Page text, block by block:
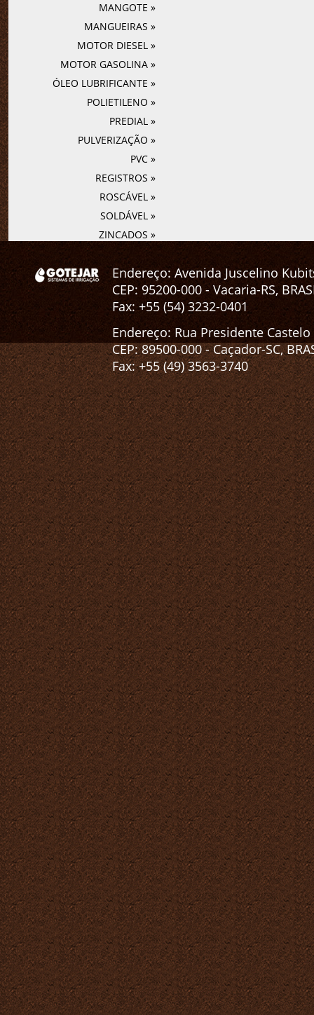
MANGOTE »
MANGUEIRAS »
MOTOR DIESEL »
MOTOR GASOLINA »
ÓLEO LUBRIFICANTE »
POLIETILENO »
PREDIAL »
PULVERIZAÇÃO »
PVC »
REGISTROS »
ROSCÁVEL »
SOLDÁVEL »
ZINCADOS »
Endereço: Avenida Juscelino
CEP: 95200-000 - Vacaria-RS,
Fax: +55 (54) 3232-0401
Endereço: Rua Presidente
CEP: 89500-000 - Caçador-SC,
Fax: +55 (49) 3563-3740